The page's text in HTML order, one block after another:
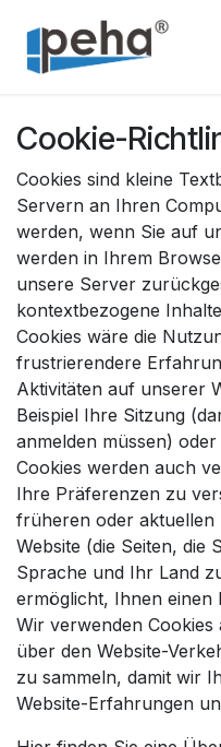
Cookie-
Cookies sind kleine
Servern an Ihren
werden, wenn Sie auf
werden in Ihrem
unsere Server
kontextbezogene
Cookies wäre die
frustrierendere
Aktivitäten auf unserer
Beispiel Ihre Sitzung
anmelden müssen)
Cookies werden auch
Ihre Präferenzen zu
früheren oder
Website (die Seiten, die
Sprache und Ihr Land
ermöglicht, Ihnen einen
Wir verwenden
über den Website-
zu sammeln, damit wir
Website-Erfahrungen